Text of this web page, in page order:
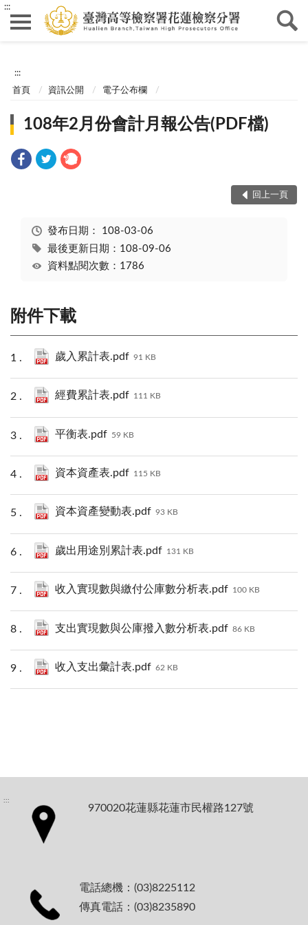
:::
:::
首頁 資訊公開 電子公布欄
108年2月份會計月報公告(PDF檔)
回上一頁
發布日期： 108-03-06
最後更新日期：108-09-06
資料點閱次數：1786
附件下載
歲入累計表.pdf 91 KB
經費累計表.pdf 111 KB
平衡表.pdf 59 KB
資本資產表.pdf 115 KB
資本資產變動表.pdf 93 KB
歲出用途別累計表.pdf 131 KB
收入實現數與繳付公庫數分析表.pdf 100 KB
支出實現數與公庫撥入數分析表.pdf 86 KB
收入支出彙計表.pdf 62 KB
:::
970020花蓮縣花蓮市民權路127號
電話總機：(03)8225112
傳真電話：(03)8235890